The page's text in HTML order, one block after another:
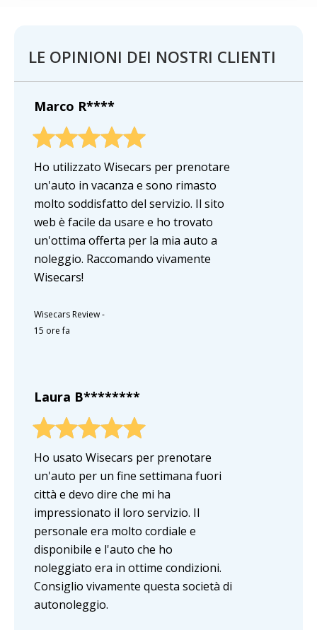
LE OPINIONI DEI NOSTRI CLIENTI
Marco R****
Ho utilizzato Wisecars per prenotare
un'auto in vacanza e sono rimasto
molto soddisfatto del servizio. Il sito
web è facile da usare e ho trovato
un'ottima offerta per la mia auto a
noleggio. Raccomando vivamente
Wisecars!
Wisecars Review-
15 ore fa
Laura B********
Ho usato Wisecars per prenotare
un'auto per un fine settimana fuori
città e devo dire che mi ha
impressionato il loro servizio. Il
personale era molto cordiale e
disponibile e l'auto che ho
noleggiato era in ottime condizioni.
Consiglio vivamente questa società di
autonoleggio.